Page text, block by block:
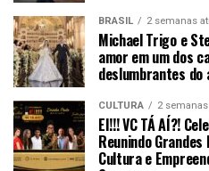
BRASIL 2 semanas
Michael Trigo e
amor em um dos
deslumbrantes do
CULTURA 2
EI!!! VC TÁ AÍ?!
Reunindo Grandes
Cultura e